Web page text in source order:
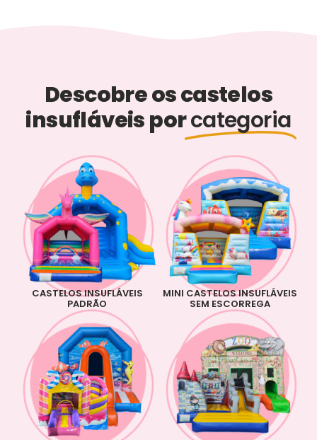
Descobre os castelos
insufláveis porcategoria
CASTELOS INSUFLÁVEIS
PADRÃO
MINI CASTELOS INSUFLÁVEIS
SEM ESCORREGA